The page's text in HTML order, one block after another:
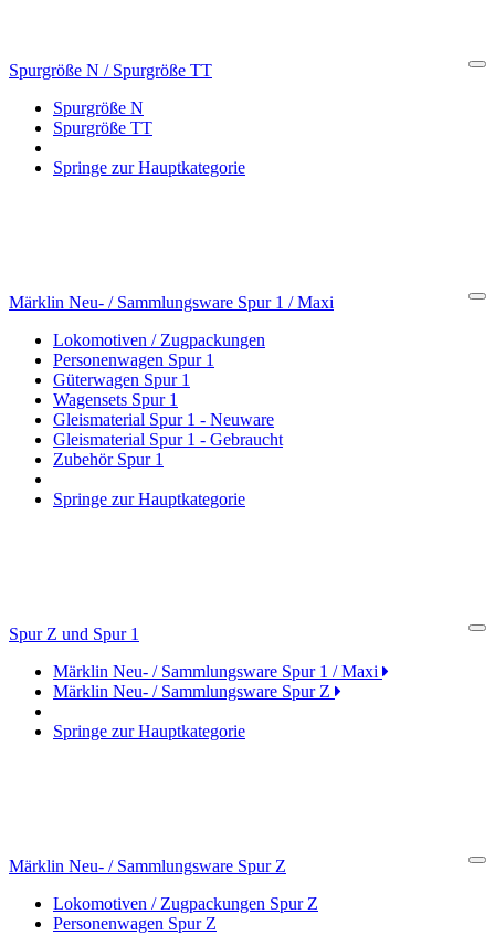
Spurgröße N / Spurgröße TT
Spurgröße N
Spurgröße TT
Springe zur Hauptkategorie
Märklin Neu- / Sammlungsware Spur 1 / Maxi
Lokomotiven / Zugpackungen
Personenwagen Spur 1
Güterwagen Spur 1
Wagensets Spur 1
Gleismaterial Spur 1 - Neuware
Gleismaterial Spur 1 - Gebraucht
Zubehör Spur 1
Springe zur Hauptkategorie
Spur Z und Spur 1
Märklin Neu- / Sammlungsware Spur 1 / Maxi
Märklin Neu- / Sammlungsware Spur Z
Springe zur Hauptkategorie
Märklin Neu- / Sammlungsware Spur Z
Lokomotiven / Zugpackungen Spur Z
Personenwagen Spur Z